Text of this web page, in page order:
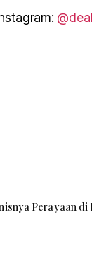
Perayaan di